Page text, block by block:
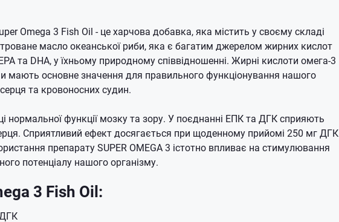
Omega 3 Fish Oil - це харчова добавка, яка містить у своєму складі
масло океанської риби, яка є багатим джерелом жирних кислот
та DHA, у їхньому природному співвідношенні. Жирні кислоти омега-3
мають основне значення для правильного функціонування нашого
та кровоносних судин.
нормальної функції мозку та зору. У поєднанні ЕПК та ДГК сприяють
Сприятливий ефект досягається при щоденному прийомі 250 мг ДГК
препарату SUPER OMEGA 3 істотно впливає на стимулювання
потенціалу нашого організму.
3 Fish Oil: